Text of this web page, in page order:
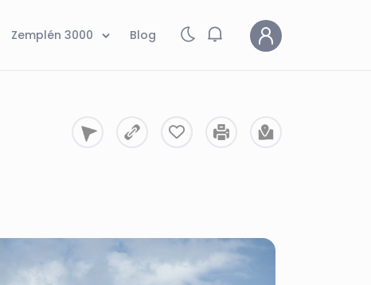
Zemplén 3000 Blog